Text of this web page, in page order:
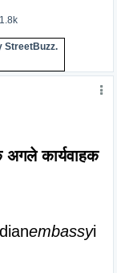
StreetBuzz.
अगले कार्यवाहक
embassyi